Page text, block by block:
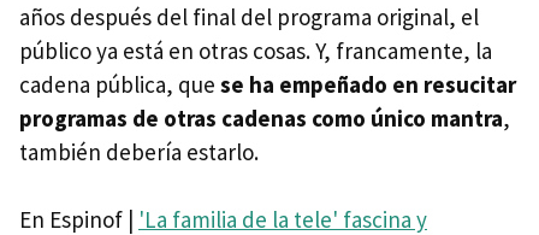
años después del final del programa original, el
público ya está en otras cosas. Y, francamente, la
cadena pública, que se ha empeñado en resucitar
programas de otras cadenas como único mantra,
también debería estarlo.
En Espinof | 'La familia de la tele' fascina y